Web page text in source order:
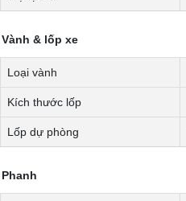
Vành & lốp xe
Loại vành
Kích thước lốp
Lốp dự phòng
Phanh